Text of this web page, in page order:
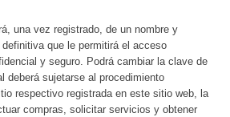
una vez registrado, de un nombre y
que le permitirá el acceso
y seguro. Podrá cambiar la clave de
deberá sujetarse al procedimiento
respectivo registrada en este sitio web, la
compras, solicitar servicios y obtener